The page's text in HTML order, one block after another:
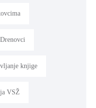
knjige
VSŽ